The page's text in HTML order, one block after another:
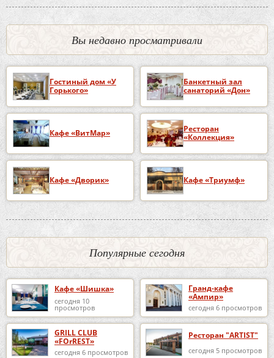
Вы недавно просматривали
Гостиный дом «У
Горького»
Банкетный зал
санаторий «Дон»
Кафе «ВитМар»
Ресторан
«Коллекция»
Кафе «Дворик» Кафе «Триумф»
Популярные сегодня
Кафе «Шишка»
сегодня 10
просмотров
Гранд-кафе
«Ампир»
сегодня 6 просмотров
GRILL CLUB
«FOrREST»
сегодня 6 просмотров
Ресторан "ARTIST"
сегодня 5 просмотров